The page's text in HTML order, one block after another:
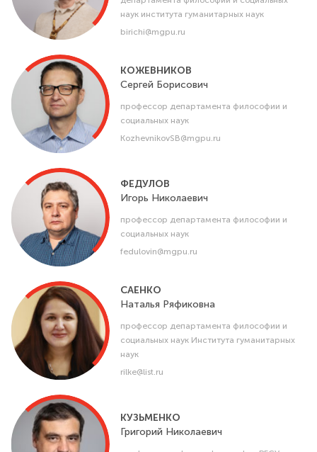
наук института гуманитарных наук
birichi@mgpu.ru
КОЖЕВНИКОВ
Сергей Борисович
профессор департамента философии и
социальных наук
KozhevnikovSB@mgpu.ru
ФЕДУЛОВ
Игорь Николаевич
профессор департамента философии и
социальных наук
fedulovin@mgpu.ru
САЕНКО
Наталья Ряфиковна
профессор департамента философии и
социальных наук Института гуманитарных
наук
rilke@list.ru
КУЗЬМЕНКО
Григорий Николаевич